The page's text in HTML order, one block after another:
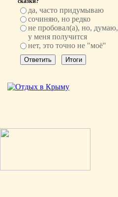
да, часто придумываю
сочиняю, но редко
не пробовал(а), но, думаю,
у меня получится
нет, это точно не "моё"